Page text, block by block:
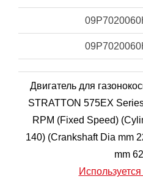
Двигатель для
STRATTON 575EX
RPM (Fixed Speed)
140) (Crankshaft Dia mm
mm